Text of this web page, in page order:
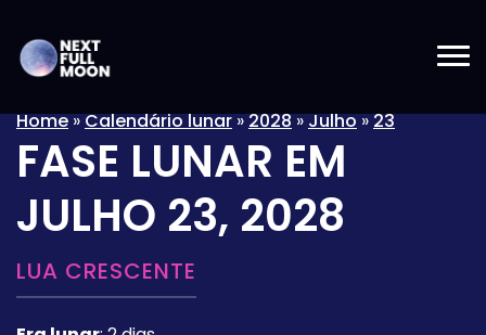
Home»Calendário lunar»2028»Julho»23
FASE LUNAR EM
JULHO 23, 2028
LUA CRESCENTE